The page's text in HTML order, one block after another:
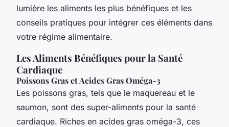
lumière les aliments les plus bénéfiques et les
conseils pratiques pour intégrer ces éléments dans
votre régime alimentaire.
Les Aliments Bénéfiques pour la Santé
Cardiaque
Poissons Gras et Acides Gras Oméga-3
Les poissons gras, tels que le maquereau et le
saumon, sont des super-aliments pour la santé
cardiaque. Riches en acides gras oméga-3, ces